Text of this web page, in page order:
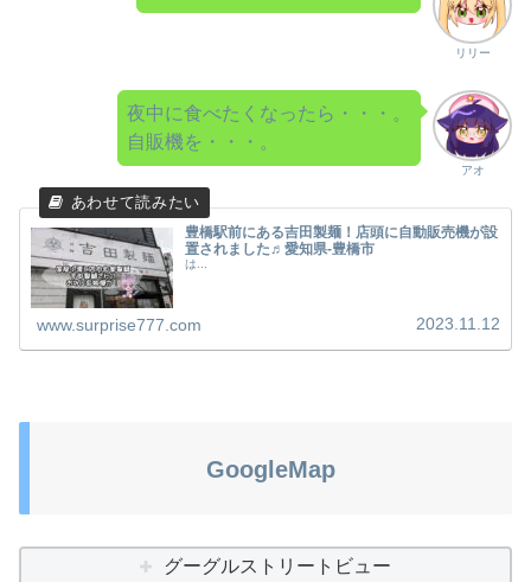
リリー
アオ
夜中に食べたくなったら・・・。
自販機を・・・。
豊橋駅前にある吉田製麺！店頭に自動販売機が設
置されました♬愛知県-豊橋市
は...
www.surprise777.com 2023.11.12
GoogleMap
グーグルストリートビュー